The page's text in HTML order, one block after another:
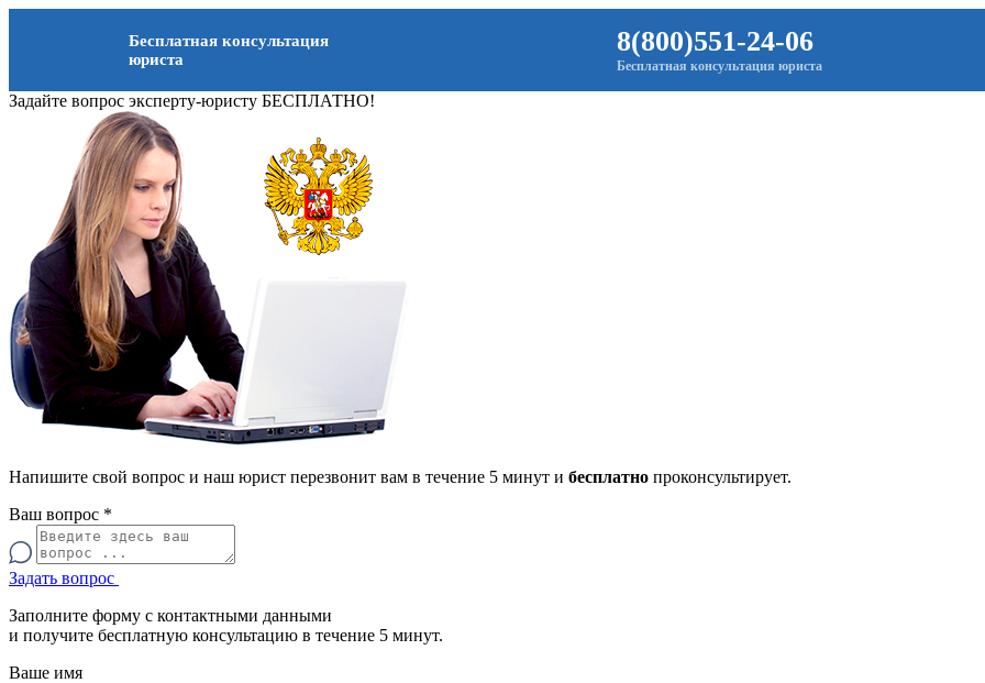
Бесплатная консультация
юриста
8(800)551-24-06
Бесплатная консультация юриста
Задайте вопрос эксперту-юристу БЕСПЛАТНО!
Напишите свой вопрос и наш юрист перезвонит вам в течение 5 минут и бесплатно проконсультирует.
Ваш вопрос *
Задать вопрос
Заполните форму с контактными данными
и получите бесплатную консультацию в течение 5 минут.
Ваше имя